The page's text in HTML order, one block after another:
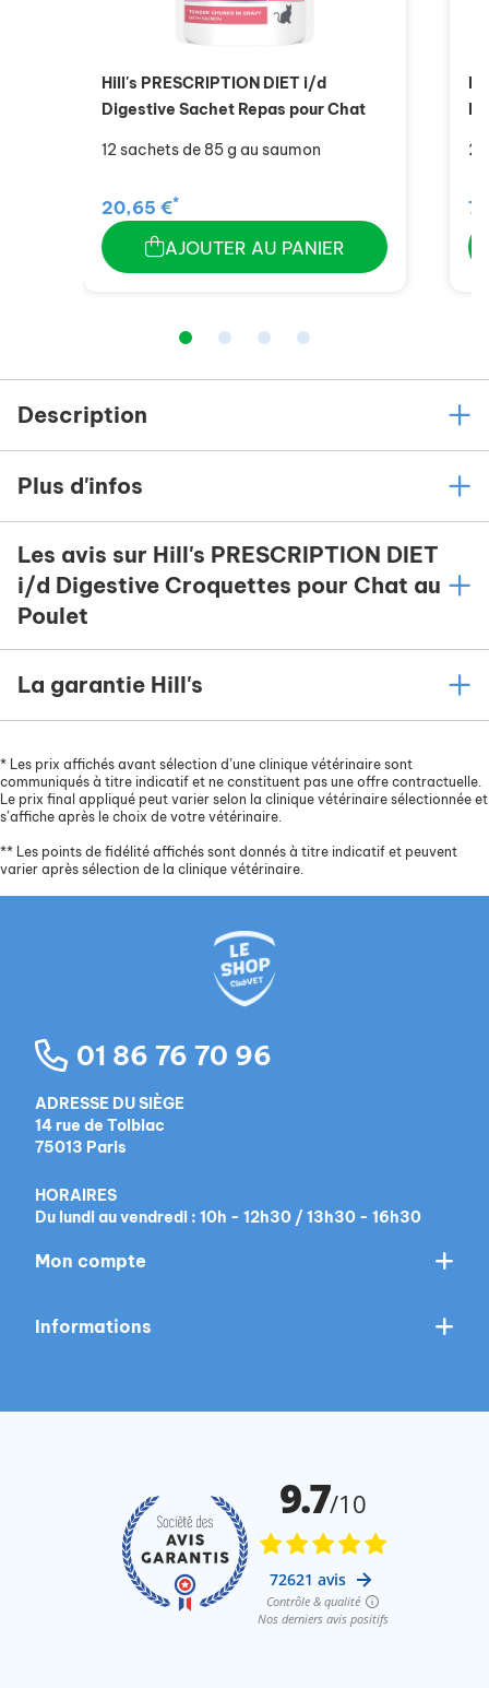
Hill's PRESCRIPTION DIET i/d
Digestive Sachet Repas pour Chat
12 sachets de 85 g au saumon
20,65 €*
AJOUTER AU PANIER
Description
Plus d'infos
Les avis sur Hill's PRESCRIPTION DIET
i/d Digestive Croquettes pour Chat au
Poulet
La garantie Hill's
* Les prix affichés avant sélection d’une clinique vétérinaire sont
communiqués à titre indicatif et ne constituent pas une offre contractuelle.
Le prix final appliqué peut varier selon la clinique vétérinaire sélectionnée et
s’affiche après le choix de votre vétérinaire.
** Les points de fidélité affichés sont donnés à titre indicatif et peuvent
varier après sélection de la clinique vétérinaire.
01 86 76 70 96
ADRESSE DU SIÈGE
14 rue de Tolbiac
75013 Paris
HORAIRES
Du lundi au vendredi : 10h - 12h30 / 13h30 - 16h30
Mon compte
Informations